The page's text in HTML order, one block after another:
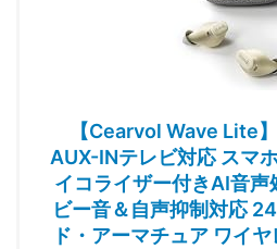
【Cearvol Wave Lite
AUX-INテレビ対応 スマ
イコライザー付きAI音声
ビー音＆自声抑制対応
ド・アーマチュア ワイ